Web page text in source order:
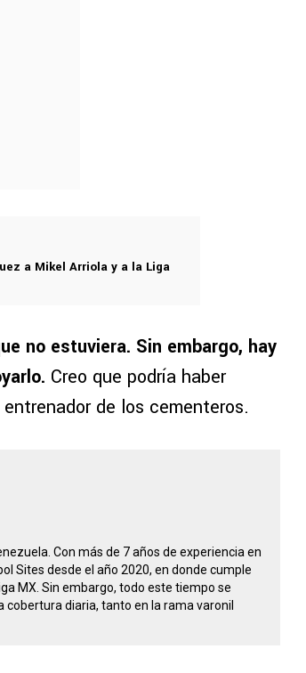
a Mikel Arriola y a la Liga
no estuviera. Sin embargo, hay
Creo que podría haber
de los cementeros.
Con más de 7 años de experiencia en
Sites desde el año 2020, en donde cumple
MX. Sin embargo, todo este tiempo se
cobertura diaria, tanto en la rama varonil